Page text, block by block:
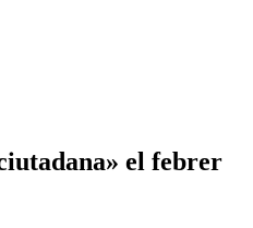
el febrer